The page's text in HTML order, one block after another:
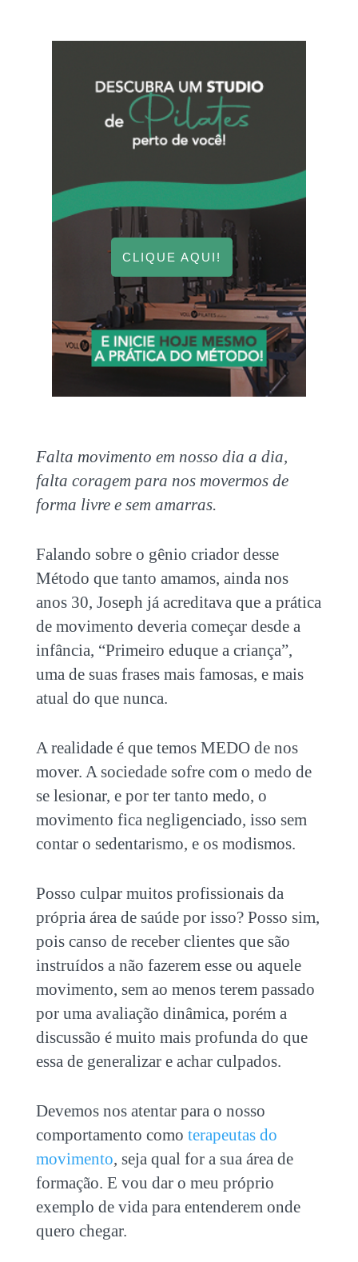
CLIQUE AQUI!
Falta movimento em nosso dia a dia,
falta coragem para nos movermos de
forma livre e sem amarras.
Falando sobre o gênio criador desse
Método que tanto amamos, ainda nos
anos 30, Joseph já acreditava que a prática
de movimento deveria começar desde a
infância, “Primeiro eduque a criança”,
uma de suas frases mais famosas, e mais
atual do que nunca.
A realidade é que temos MEDO de nos
mover. A sociedade sofre com o medo de
se lesionar, e por ter tanto medo, o
movimento fica negligenciado, isso sem
contar o sedentarismo, e os modismos.
Posso culpar muitos profissionais da
própria área de saúde por isso? Posso sim,
pois canso de receber clientes que são
instruídos a não fazerem esse ou aquele
movimento, sem ao menos terem passado
por uma avaliação dinâmica, porém a
discussão é muito mais profunda do que
essa de generalizar e achar culpados.
Devemos nos atentar para o nosso
comportamento como terapeutas do
movimento, seja qual for a sua área de
formação. E vou dar o meu próprio
exemplo de vida para entenderem onde
quero chegar.